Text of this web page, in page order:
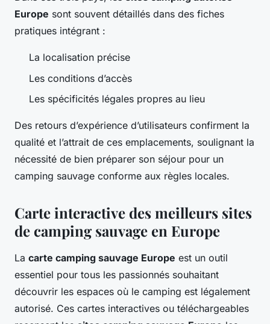
Europe sont souvent détaillés dans des fiches
pratiques intégrant :
La localisation précise
Les conditions d’accès
Les spécificités légales propres au lieu
Des retours d’expérience d’utilisateurs confirment la
qualité et l’attrait de ces emplacements, soulignant la
nécessité de bien préparer son séjour pour un
camping sauvage conforme aux règles locales.
Carte interactive des meilleurs sites
de camping sauvage en Europe
La carte camping sauvage Europe est un outil
essentiel pour tous les passionnés souhaitant
découvrir les espaces où le camping est légalement
autorisé. Ces cartes interactives ou téléchargeables